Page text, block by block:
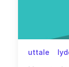
uttale